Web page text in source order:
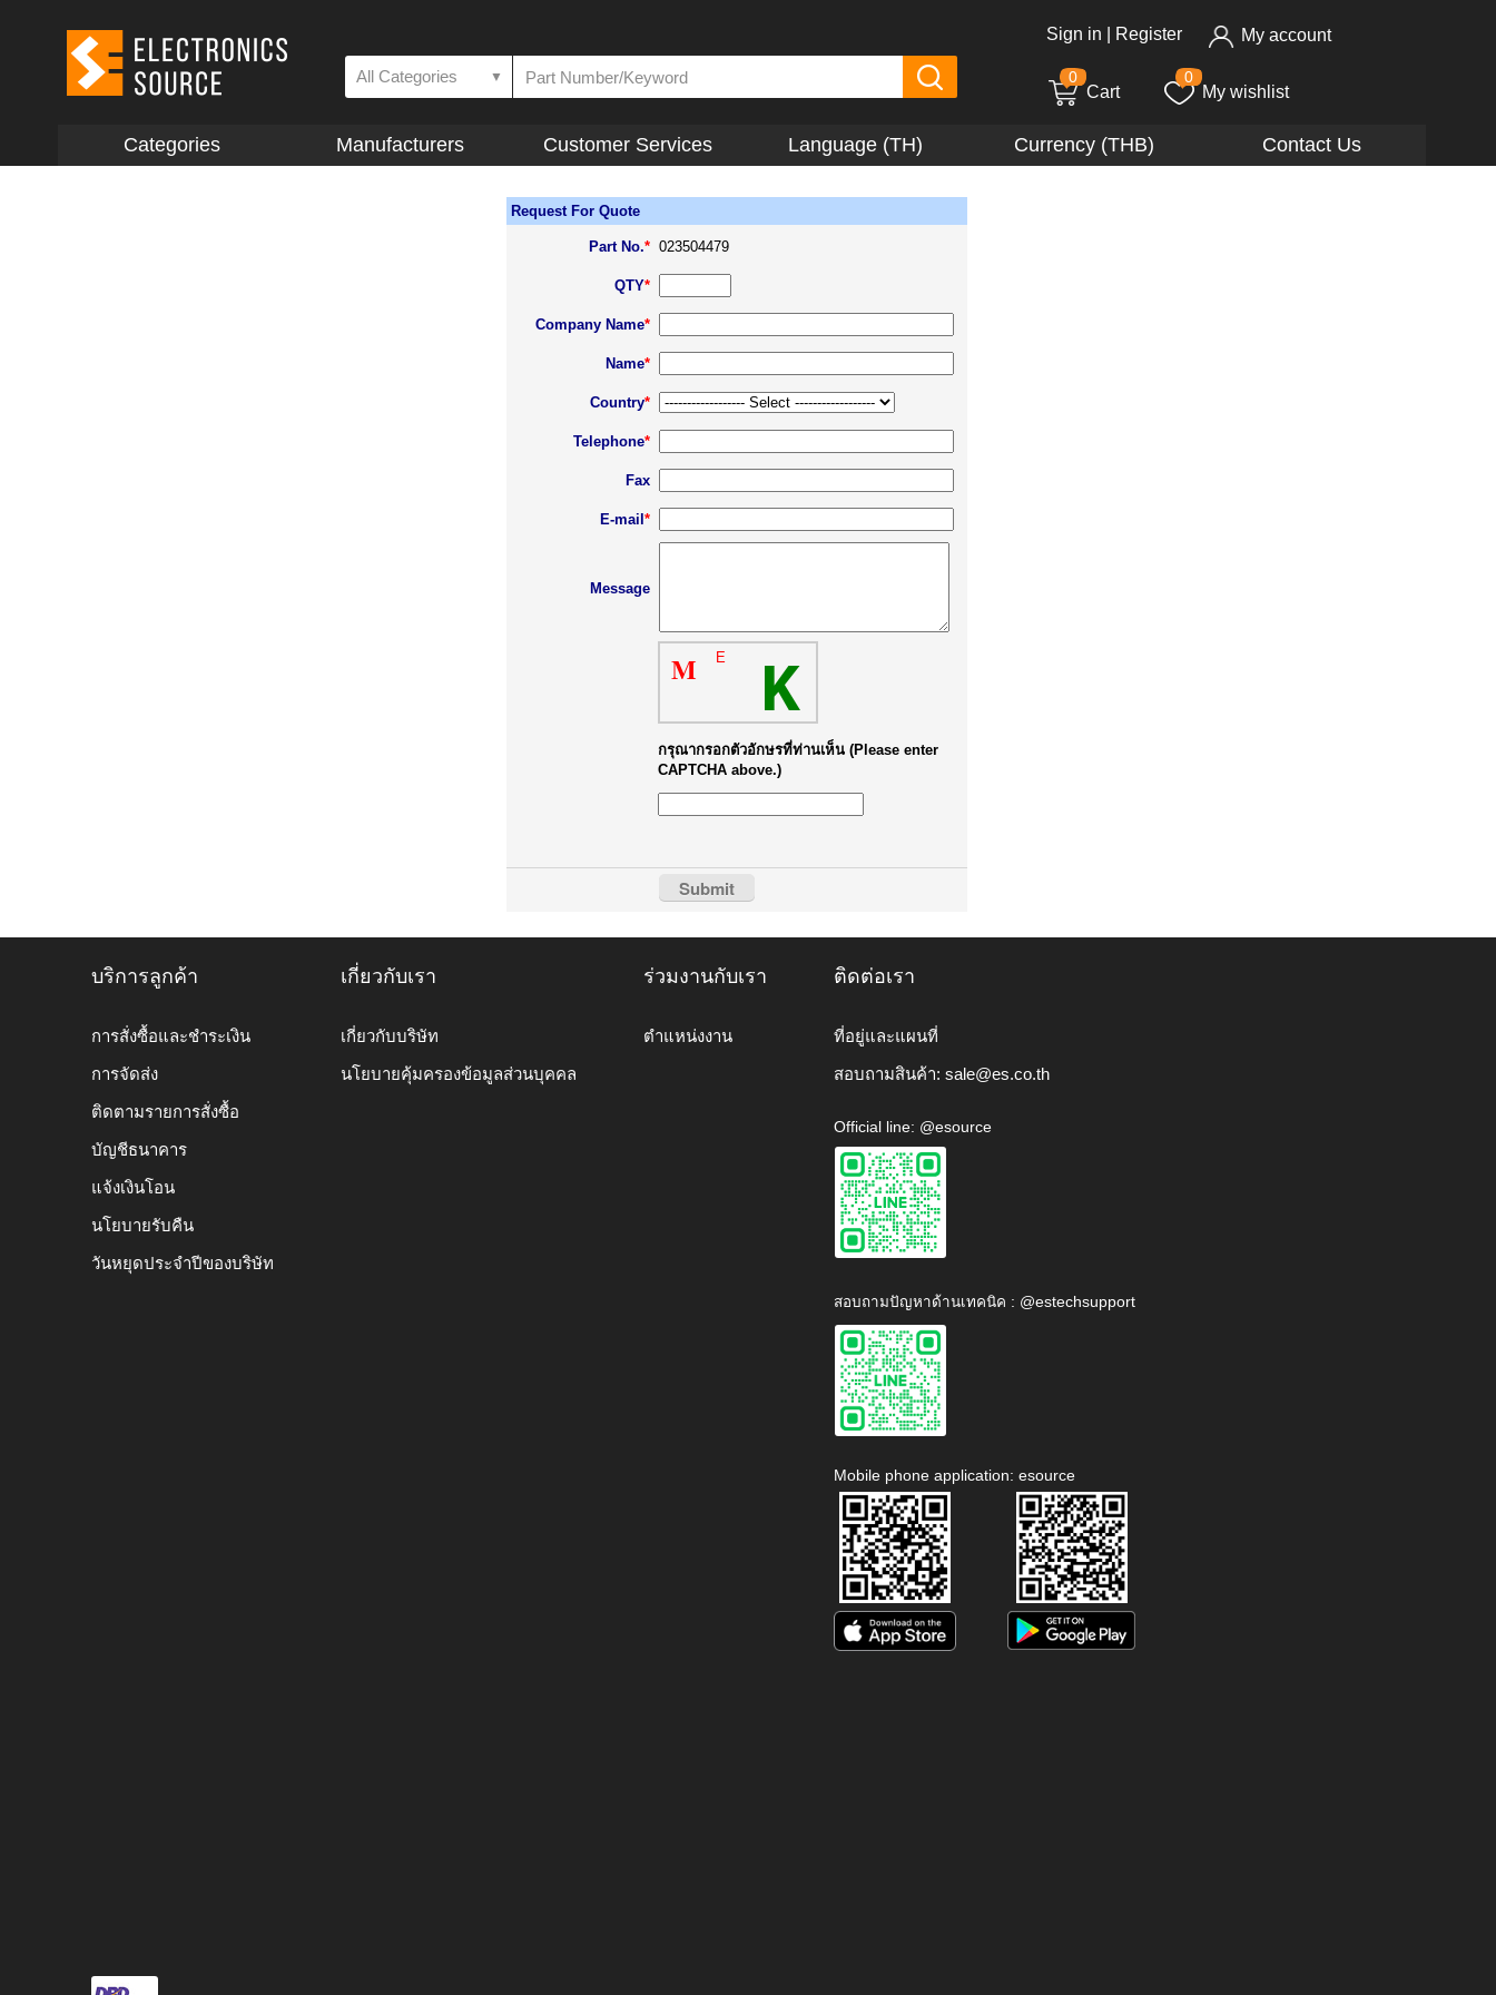
All Categories ▼
Sign in Register My account
0
Cart
0
My wishlist
Categories Manufacturers Customer Services Language (TH) Currency (THB) Contact Us
Request For Quote
Part No.* 023504479
QTY*
Company Name*
Name*
Country*
Telephone*
Fax
E-mail *
Message
M E K
กรุณากรอกตัวอักษรที่ท่านเห็น (Please enter
CAPTCHA above.)
บริการลูกค้า
การสั่งซื้อและชำระเงิน
การจัดส่ง
ติดตามรายการสั่งซื้อ
บัญชีธนาคาร
แจ้งเงินโอน
นโยบายรับคืน
วันหยุดประจำปีของบริษัท
เกี่ยวกับเรา
เกี่ยวกับบริษัท
นโยบายคุ้มครองข้อมูลส่วนบุคคล
ร่วมงานกับเรา
ตำแหน่งงาน
ติดต่อเรา
ที่อยู่และแผนที่
สอบถามสินค้า: sale@es.co.th
Official line: @esource
สอบถามปัญหาด้านเทคนิค : @estechsupport
Mobile phone application: esource